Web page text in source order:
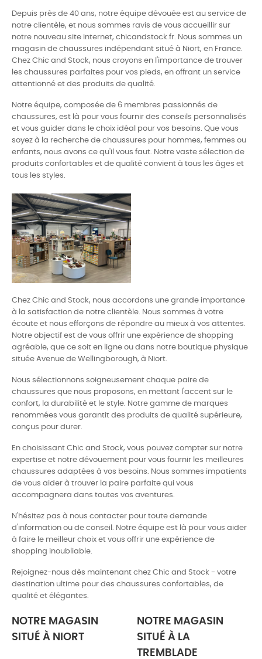
Depuis près de 40 ans, notre équipe dévouée est au service de
notre clientèle, et nous sommes ravis de vous accueillir sur
notre nouveau site internet, chicandstock.fr. Nous sommes un
magasin de chaussures indépendant situé à Niort, en France.
Chez Chic and Stock, nous croyons en l'importance de trouver
les chaussures parfaites pour vos pieds, en offrant un service
attentionné et des produits de qualité.
Notre équipe, composée de 6 membres passionnés de
chaussures, est là pour vous fournir des conseils personnalisés
et vous guider dans le choix idéal pour vos besoins. Que vous
soyez à la recherche de chaussures pour hommes, femmes ou
enfants, nous avons ce qu'il vous faut. Notre vaste sélection de
produits confortables et de qualité convient à tous les âges et
tous les styles.
Chez Chic and Stock, nous accordons une grande importance
à la satisfaction de notre clientèle. Nous sommes à votre
écoute et nous efforçons de répondre au mieux à vos attentes.
Notre objectif est de vous offrir une expérience de shopping
agréable, que ce soit en ligne ou dans notre boutique physique
située Avenue de Wellingborough, à Niort.
Nous sélectionnons soigneusement chaque paire de
chaussures que nous proposons, en mettant l'accent sur le
confort, la durabilité et le style. Notre gamme de marques
renommées vous garantit des produits de qualité supérieure,
conçus pour durer.
En choisissant Chic and Stock, vous pouvez compter sur notre
expertise et notre dévouement pour vous fournir les meilleures
chaussures adaptées à vos besoins. Nous sommes impatients
de vous aider à trouver la paire parfaite qui vous
accompagnera dans toutes vos aventures.
N'hésitez pas à nous contacter pour toute demande
d'information ou de conseil. Notre équipe est là pour vous aider
à faire le meilleur choix et vous offrir une expérience de
shopping inoubliable.
Rejoignez-nous dès maintenant chez Chic and Stock - votre
destination ultime pour des chaussures confortables, de
qualité et élégantes.
NOTRE MAGASIN
SITUÉ À NIORT
NOTRE MAGASIN
SITUÉ À LA
TREMBLADE